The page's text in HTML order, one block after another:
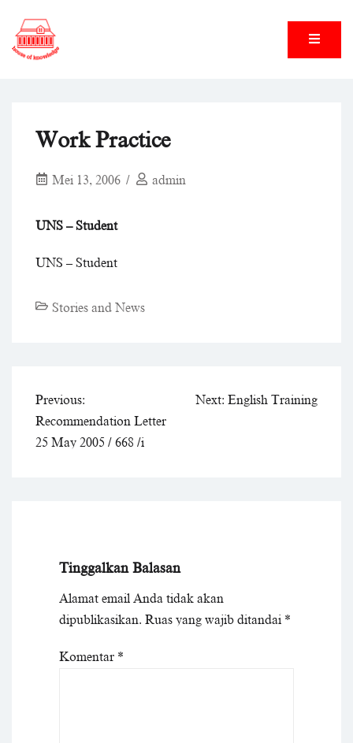
content
Work Practice
Mei 13, 2006 admin
UNS – Student
UNS – Student
Stories and News
Navigasi
pos
Previous:
Recommendation Letter
25 May 2005 / 668 /i
Next: English Training
Tinggalkan Balasan
Alamat email Anda tidak akan
dipublikasikan. Ruas yang wajib ditandai *
Komentar *